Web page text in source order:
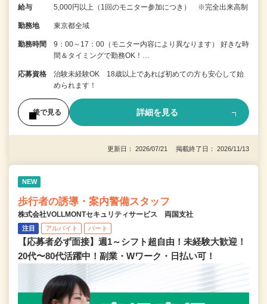
給与 5,000円以上（1回のモニター参加につき） ※完全出来高制
勤務地 東京都全域
勤務時間
9：00～17：00（モニター内容により異なります） 好きな時
間＆タイミングで勤務OK！…
応募資格
治験未経験OK 18歳以上であれば初めての方も安心して始
められます！
後で見る 詳細を見る
更新日： 2026/07/21 掲載終了日： 2026/11/13
NEW
歩行者の誘導・案内警備スタッフ
株式会社VOLLMONTセキュリティサービス 両国支社
注目 アルバイト パート
【応募者必ず面接】週1～シフト超自由！未経験大歓迎！
20代〜80代活躍中！副業・Wワーク・日払い可！